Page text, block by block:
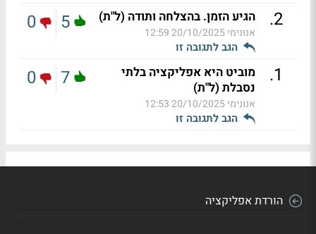
2
. הגיע הזמן. בהצלחה ותודה (ל"ת)
אנונימי20/10/2025 12:59
הגב לתגובה זו
5
0
1
.
מוביט היא אפליקציה בלתי
נסבלת (ל"ת)
אנונימי20/10/2025 12:53
הגב לתגובה זו
7
0
הורדת אפליקציה